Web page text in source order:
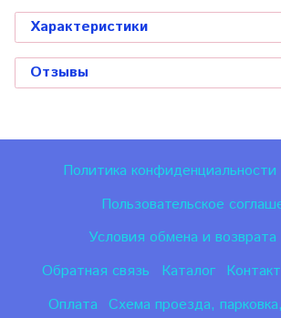
Характеристики
Отзывы
Политика
Пользовательское
Условия обмена и возврата
Обратная связь
Каталог
Оплата Схема проезда,